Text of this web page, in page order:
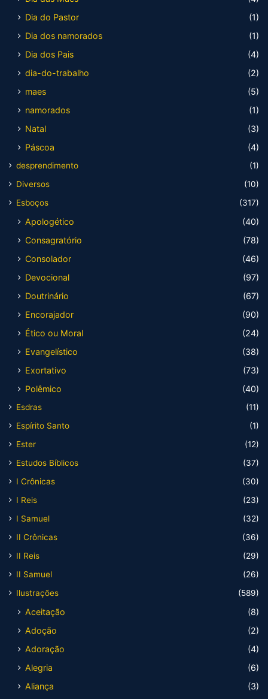
Dia do Pastor
(1)
Dia dos namorados
(1)
Dia dos Pais
(4)
dia-do-trabalho
(2)
maes
(5)
namorados
(1)
Natal
(3)
Páscoa
(4)
desprendimento
(1)
Diversos
(10)
Esboços
(317)
Apologético
(40)
Consagratório
(78)
Consolador
(46)
Devocional
(97)
Doutrinário
(67)
Encorajador
(90)
Ético ou Moral
(24)
Evangelístico
(38)
Exortativo
(73)
Polêmico
(40)
Esdras
(11)
Espírito Santo
(1)
Ester
(12)
Estudos Bíblicos
(37)
I Crônicas
(30)
I Reis
(23)
I Samuel
(32)
II Crônicas
(36)
II Reis
(29)
II Samuel
(26)
Ilustrações
(589)
Aceitação
(8)
Adoção
(2)
Adoração
(4)
Alegria
(6)
Aliança
(3)